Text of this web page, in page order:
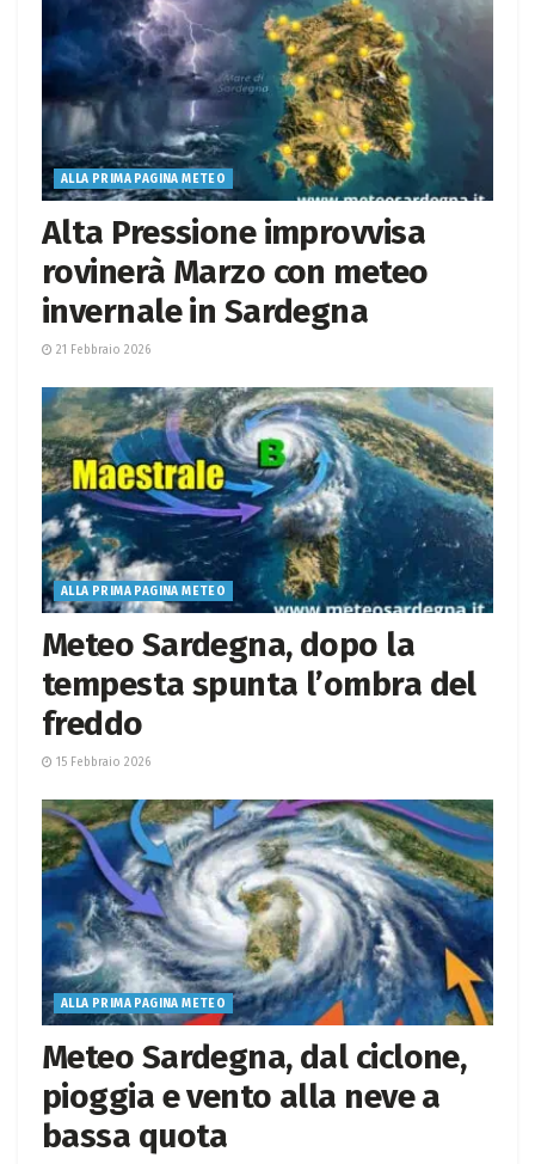
ALLA PRIMA PAGINA METEO
Alta Pressione improvvisa
rovinerà Marzo con meteo
invernale in Sardegna
21 Febbraio 2026
ALLA PRIMA PAGINA METEO
Meteo Sardegna, dopo la
tempesta spunta l’ombra del
freddo
15 Febbraio 2026
ALLA PRIMA PAGINA METEO
Meteo Sardegna, dal ciclone,
pioggia e vento alla neve a
bassa quota